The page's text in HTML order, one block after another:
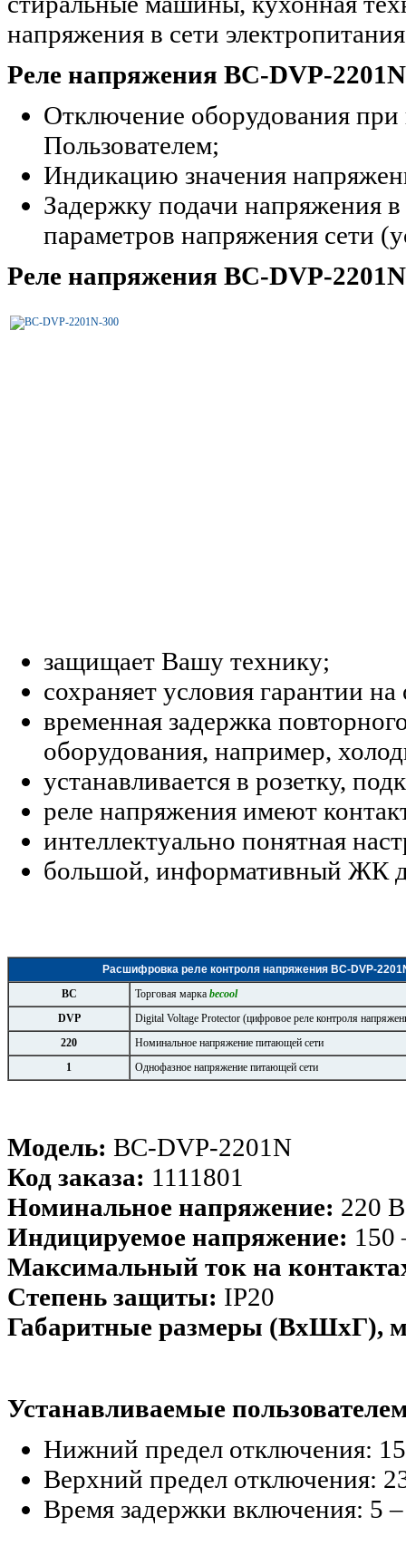
напряжения в сети
Реле напряжения BC-DVP-
Отключение оборудования при
Пользователем;
Индикацию значения
Задержку подачи напряжения
параметров напряжения сети
Реле напряжения BC-DVP-
защищает Вашу технику;
сохраняет условия гарантии
временная задержка
оборудования, например,
устанавливается в розетку,
реле напряжения имеют
интеллектуально понятная
большой, информативный ЖК
Расшифровка реле контроля напряжения BC-DVP-
ВС
Торговая марка becool
DVP
Digital Voltage Protector (цифровое реле контроля
220
Номинальное напряжение питающей сети
1
Однофазное напряжение питающей сети
Модель: BC-DVP-2201N
Код заказа: 1111801
Номинальное напряжение: 220
Индицируемое напряжение: 150
Максимальный ток на
Степень защиты: IP20
Габаритные размеры (ВхШхГ),
Устанавливаемые
Нижний предел отключения:
Верхний предел отключения:
Время задержки включения: 5 –